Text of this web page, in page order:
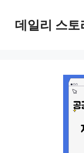
데일리 스토